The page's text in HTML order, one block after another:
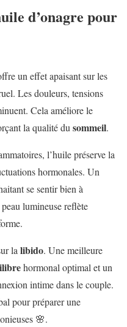
d’onagre pour
un effet apaisant sur les
Les douleurs, tensions
Cela améliore le
la qualité du sommeil.
l’huile préserve la
hormonales. Un
se sentir bien à
lumineuse reflète
la libido. Une meilleure
hormonal optimal et un
intime dans le couple.
pour préparer une
🌸.